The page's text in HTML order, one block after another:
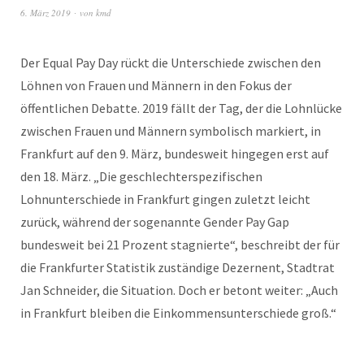
6. März 2019 von kmd
Der Equal Pay Day rückt die Unterschiede zwischen den
Löhnen von Frauen und Männern in den Fokus der
öffentlichen Debatte. 2019 fällt der Tag, der die Lohnlücke
zwischen Frauen und Männern symbolisch markiert, in
Frankfurt auf den 9. März, bundesweit hingegen erst auf
den 18. März. „Die geschlechterspezifischen
Lohnunterschiede in Frankfurt gingen zuletzt leicht
zurück, während der sogenannte Gender Pay Gap
bundesweit bei 21 Prozent stagnierte“, beschreibt der für
die Frankfurter Statistik zuständige Dezernent, Stadtrat
Jan Schneider, die Situation. Doch er betont weiter: „Auch
in Frankfurt bleiben die Einkommensunterschiede groß.“